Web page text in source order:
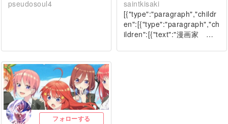
pseudosoul4
saintkisaki
[{"type":"paragraph","childr
en":[{"type":"paragraph","ch
ildren":[{"text":"漫画家 …
フォローする